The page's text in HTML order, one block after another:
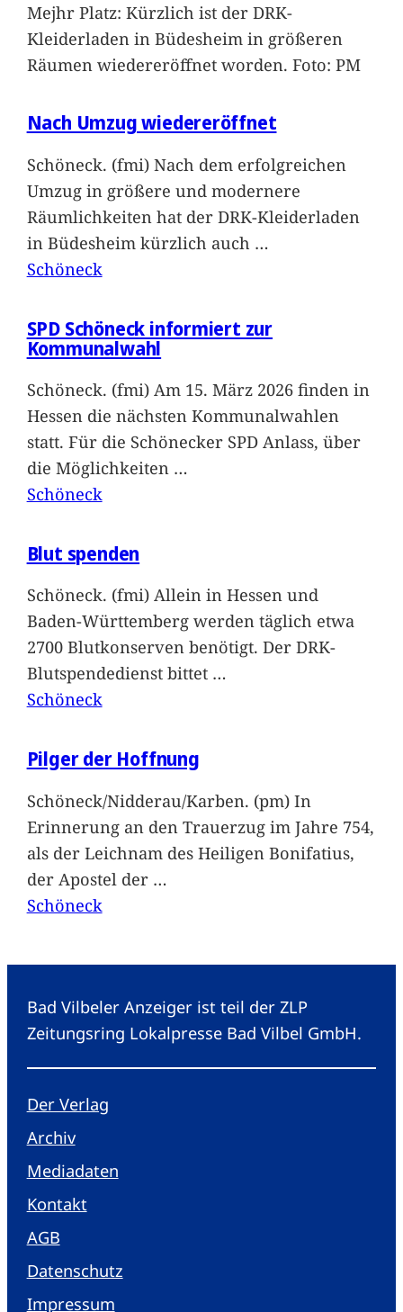
Mejhr Platz: Kürzlich ist der DRK-
Kleiderladen in Büdesheim in größeren
Räumen wiedereröffnet worden. Foto: PM
Nach Umzug wiedereröffnet
Schöneck. (fmi) Nach dem erfolgreichen
Umzug in größere und modernere
Räumlichkeiten hat der DRK-Kleiderladen
in Büdesheim kürzlich auch …
Schöneck
SPD Schöneck informiert zur
Kommunalwahl
Schöneck. (fmi) Am 15. März 2026 finden in
Hessen die nächsten Kommunalwahlen
statt. Für die Schönecker SPD Anlass, über
die Möglichkeiten …
Schöneck
Blut spenden
Schöneck. (fmi) Allein in Hessen und
Baden-Württemberg werden täglich etwa
2700 Blutkonserven benötigt. Der DRK-
Blutspendedienst bittet …
Schöneck
Pilger der Hoffnung
Schöneck/Nidderau/Karben. (pm) In
Erinnerung an den Trauerzug im Jahre 754,
als der Leichnam des Heiligen Bonifatius,
der Apostel der …
Schöneck
Bad Vilbeler Anzeiger ist teil der ZLP
Zeitungsring Lokalpresse Bad Vilbel GmbH.
Der Verlag
Archiv
Mediadaten
Kontakt
AGB
Datenschutz
Impressum